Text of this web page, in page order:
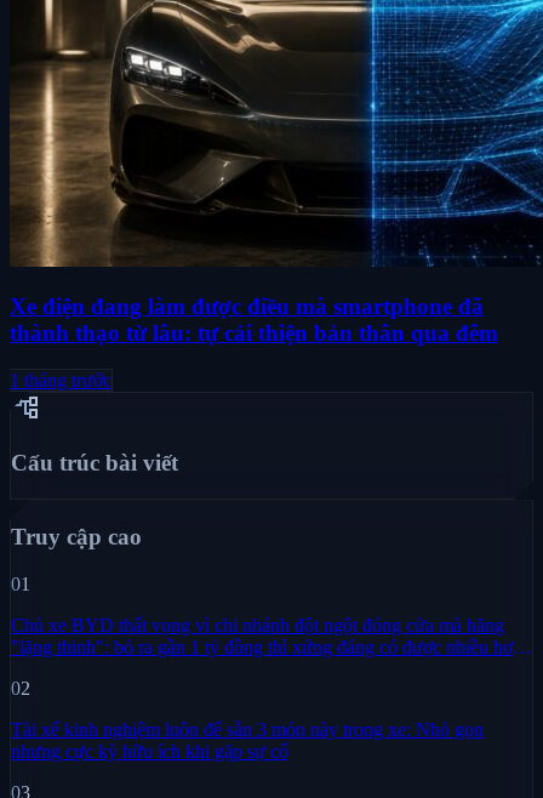
Xe điện đang làm được điều mà smartphone đã
thành thạo từ lâu: tự cải thiện bản thân qua đêm
1 tháng trước
account_tree
Cấu trúc bài viết
Truy cập cao
01
Chủ xe BYD thất vọng vì chi nhánh đột ngột đóng cửa mà hãng
"lặng thinh": bỏ ra gần 1 tỷ đồng thì xứng đáng có được nhiều hơn
02
Tài xế kinh nghiệm luôn để sẵn 3 món này trong xe: Nhỏ gọn
nhưng cực kỳ hữu ích khi gặp sự cố
03